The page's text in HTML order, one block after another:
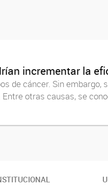
incrementar la
de cáncer. Sin embargo,
otras causas, se